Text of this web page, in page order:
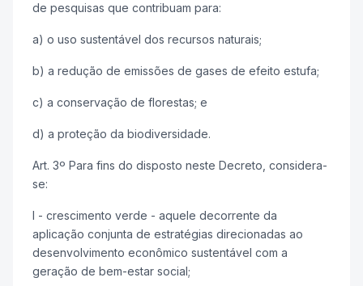
de pesquisas que contribuam para:
a) o uso sustentável dos recursos naturais;
b) a redução de emissões de gases de efeito estufa;
c) a conservação de florestas; e
d) a proteção da biodiversidade.
Art. 3º Para fins do disposto neste Decreto, considera-
se:
I - crescimento verde - aquele decorrente da
aplicação conjunta de estratégias direcionadas ao
desenvolvimento econômico sustentável com a
geração de bem-estar social;